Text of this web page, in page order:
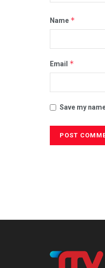
Name *
Email *
Save my